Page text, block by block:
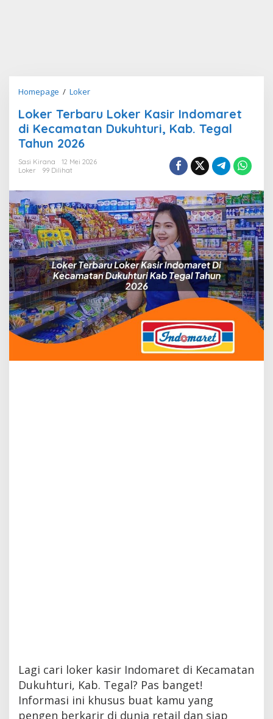
Homepage / LokerLoker
Loker
Kasir
Kecamatan
Kab.
Tegal
Tahun
2026
Loker Terbaru Loker Kasir Indomaret
di Kecamatan Dukuhturi, Kab. Tegal
Tahun 2026
Sasi Kirana
12 Mei 2026
Loker
99 Dilihat
Lagi cari loker kasir Indomaret di Kecamatan
Dukuhturi, Kab. Tegal? Pas banget!
Informasi ini khusus buat kamu yang
pengen berkarir di dunia retail dan siap